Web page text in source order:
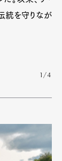
統を守りなが
1/4